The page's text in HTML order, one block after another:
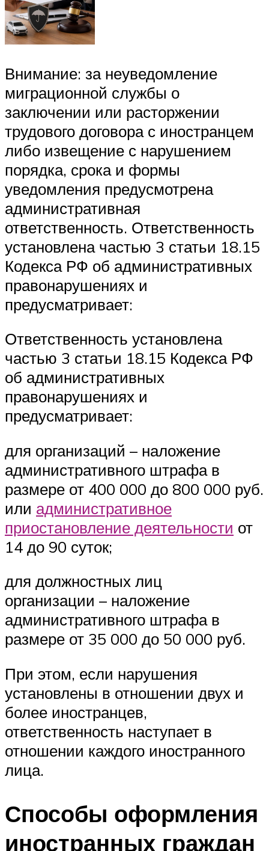
Внимание: за неуведомление
миграционной службы о
заключении или расторжении
трудового договора с иностранцем
либо извещение с нарушением
порядка, срока и формы
уведомления предусмотрена
административная
ответственность. Ответственность
установлена частью 3 статьи 18.15
Кодекса РФ об административных
правонарушениях и
предусматривает:
Ответственность установлена
частью 3 статьи 18.15 Кодекса РФ
об административных
правонарушениях и
предусматривает:
для организаций – наложение
административного штрафа в
размере от 400 000 до 800 000 руб.
или административное
приостановление деятельности от
14 до 90 суток;
для должностных лиц
организации – наложение
административного штрафа в
размере от 35 000 до 50 000 руб.
При этом, если нарушения
установлены в отношении двух и
более иностранцев,
ответственность наступает в
отношении каждого иностранного
лица.
Способы оформления
иностранных граждан